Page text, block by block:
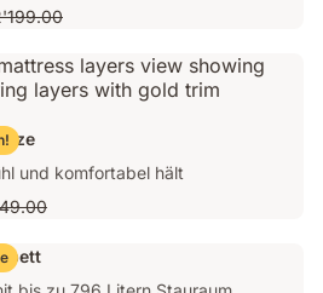
und komfortabel hält